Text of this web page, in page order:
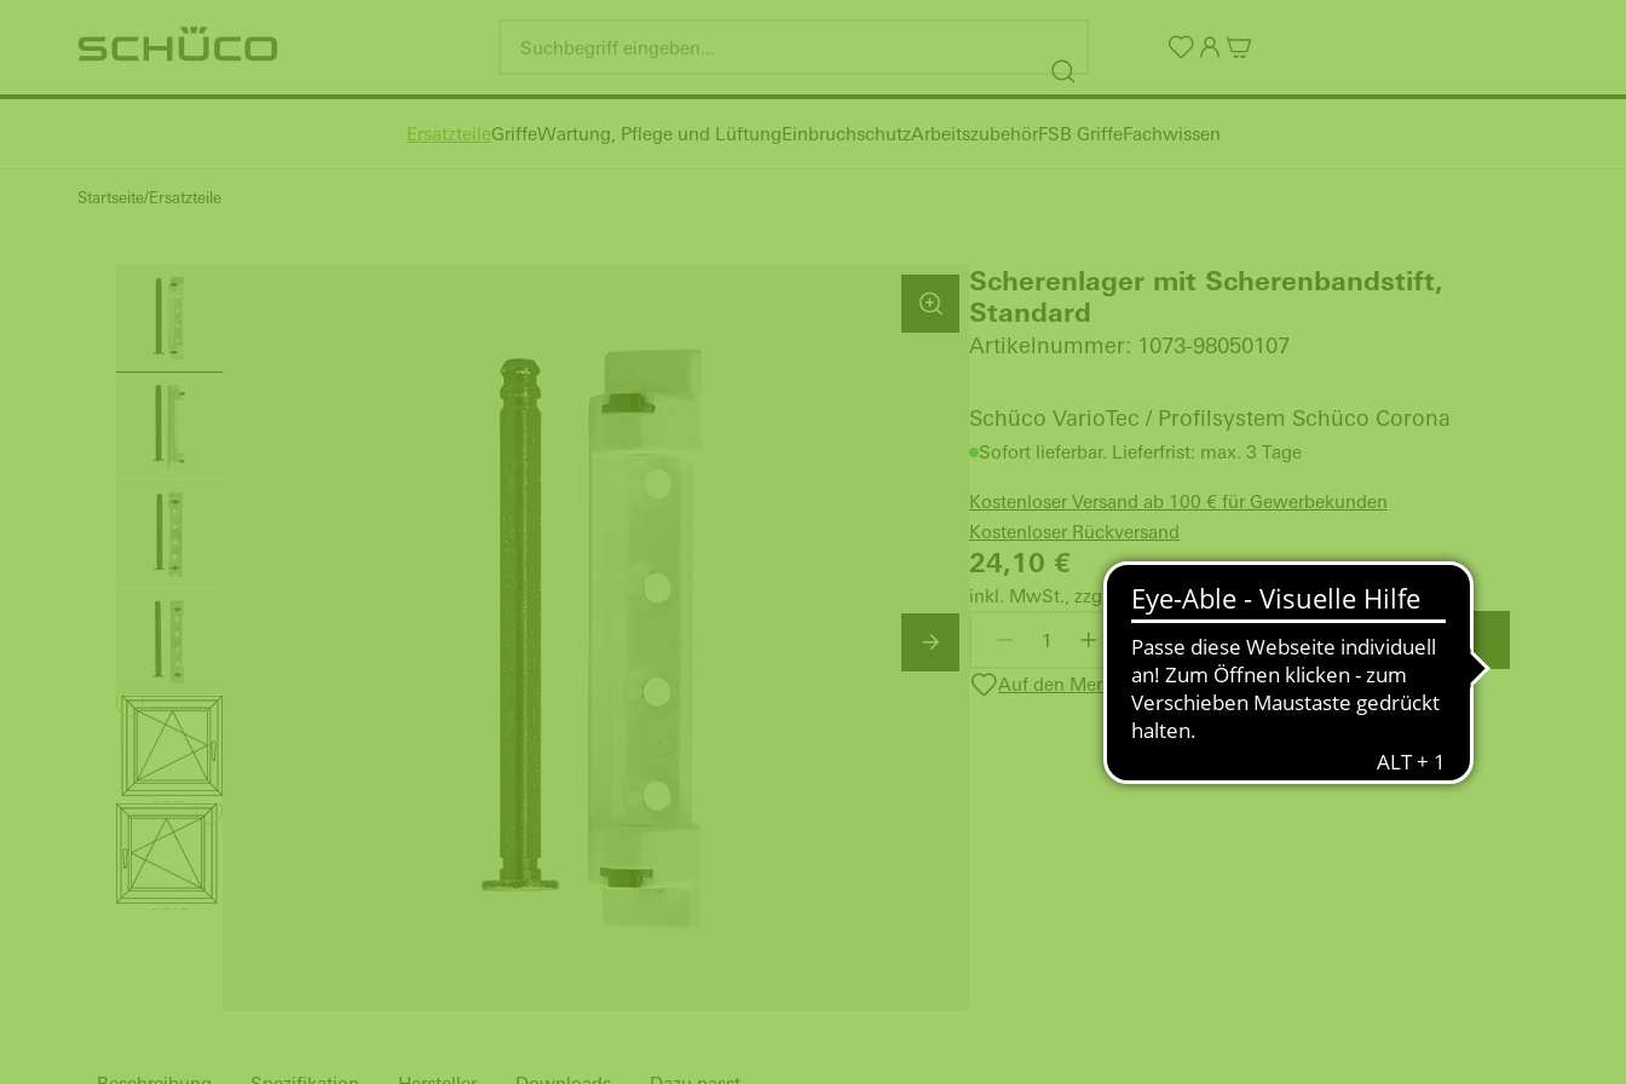
ErsatzteileGriffeWartung, Pflege und LüftungEinbruchschutzArbeitszubehörFSB GriffeFachwissen
Startseite Ersatzteile
Scherenlager mit Scherenbandstift,
Standard
Artikelnummer: 1073-98050107
Schüco VarioTec / Profilsystem Schüco Corona
Sofort lieferbar. Lieferfrist: max. 3 Tage
Kostenloser Versand ab 100 € für Gewerbekunden
Kostenloser Rückversand
24,10 €
inkl. MwSt., zzgl. Versandkosten
WARENKORB
Auf den Merkzettel